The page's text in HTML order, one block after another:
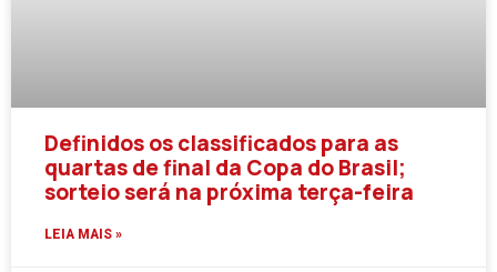
Definidos os classificados para as
quartas de final da Copa do Brasil;
sorteio será na próxima terça-feira
LEIA MAIS »